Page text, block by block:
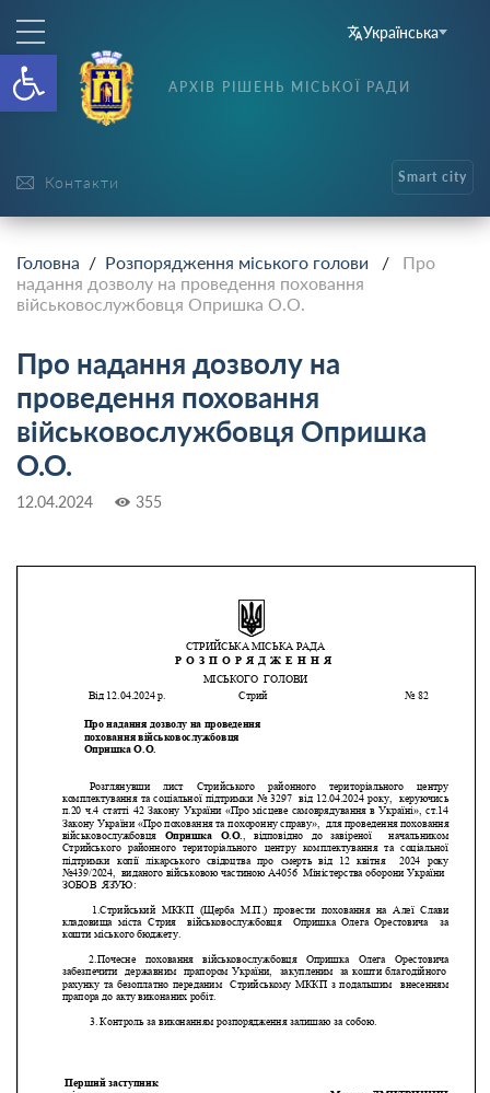
Відкрити Панель
Українська
Контакти
АРХІВ РІШЕНЬ МІСЬКОЇ РАДИ
Smart city
Головна / Розпорядження міського голови / Про
надання дозволу на проведення поховання
військовослужбовця Опришка О.О.
Про надання дозволу на
проведення поховання
військовослужбовця Опришка
О.О.
12.04.2024 355